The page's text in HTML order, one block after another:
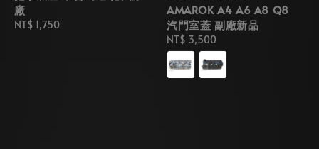
廠
Regular
NT$ 1,750
AMAROK A4 A6 A8 Q8
汽門室蓋 副廠新品
Regular
price
NT$ 3,500